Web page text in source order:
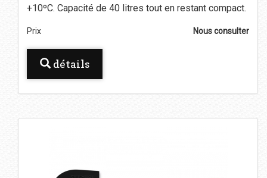
+10ºC. Capacité de 40 litres tout en restant compact.
Prix Nous consulter
détails